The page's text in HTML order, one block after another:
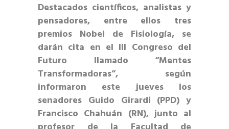
Destacados científicos, analistas y
pensadores, entre ellos tres
premios Nobel de Fisiología, se
darán cita en el III Congreso del
Futuro llamado “Mentes
Transformadoras”, según
informaron este jueves los
senadores Guido Girardi (PPD) y
Francisco Chahuán (RN), junto al